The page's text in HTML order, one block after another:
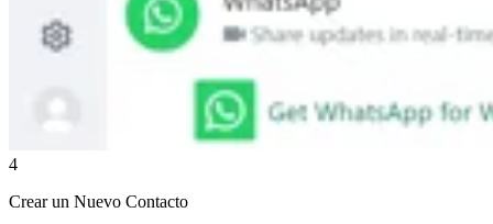
4
Crear un Nuevo Contacto